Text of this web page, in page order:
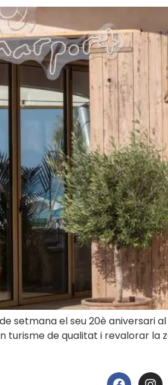
setmana el seu 20è aniversari
turisme de qualitat i revalorar